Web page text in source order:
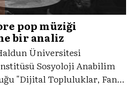
pop müziği
bir analiz
Üniversitesi
Sosyoloji Anabilim
"Dijital Topluluklar, Fan